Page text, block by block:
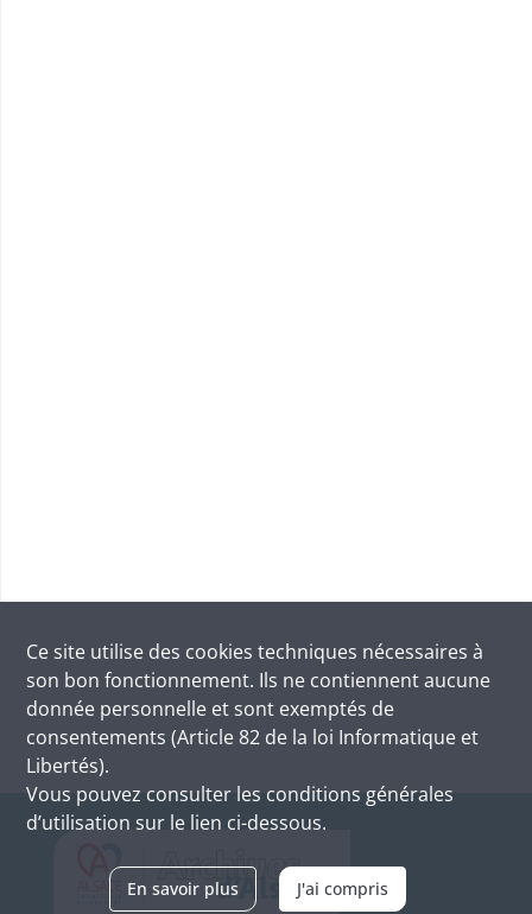
Ce site utilise des cookies techniques nécessaires à
son bon fonctionnement. Ils ne contiennent aucune
donnée personnelle et sont exemptés de
consentements (Article 82 de la loi Informatique et
Libertés).
Vous pouvez consulter les conditions générales
d’utilisation sur le lien ci-dessous.
En savoir plus J'ai compris